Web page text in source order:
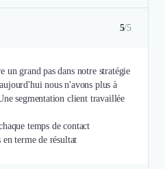
5/5
un grand pas dans notre stratégie
nous n'avons plus à
segmentation client travaillée
temps de contact
terme de résultat